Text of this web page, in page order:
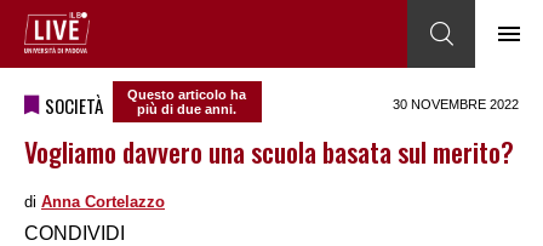
SOCIETÀ
Questo articolo ha
più di due anni.
30 NOVEMBRE 2022
Vogliamo davvero una scuola basata sul merito?
di Anna Cortelazzo
CONDIVIDI